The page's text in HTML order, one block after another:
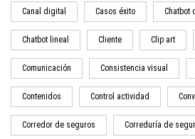
Canal digital Casos éxito Chatbot
Chatbot lineal Cliente Clip art
Comunicación Consistencia visual
Contenidos Control actividad
Corredor de seguros Correduría de